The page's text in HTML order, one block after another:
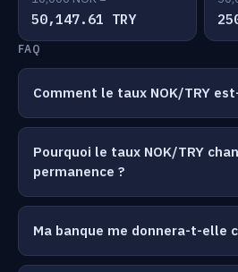
50,147.61 TRY
FAQ
Comment le taux NOK/TRY
Pourquoi le taux NOK/TRY
permanence ?
Ma banque me donnera-t-elle